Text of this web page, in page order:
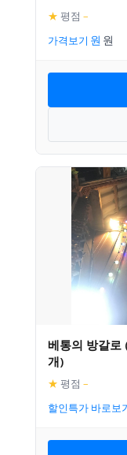
★ 평점 –
가격보기
베통의 방갈로
개)
★ 평점 –
할인특가 바로보